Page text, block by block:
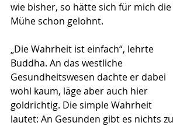
wie bisher, so hätte sich für mich die
Mühe schon gelohnt.
„Die Wahrheit ist einfach“, lehrte
Buddha. An das westliche
Gesundheitswesen dachte er dabei
wohl kaum, läge aber auch hier
goldrichtig. Die simple Wahrheit
lautet: An Gesunden gibt es nichts zu